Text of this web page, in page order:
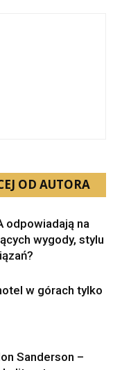
OD AUTORA
odpowiadają na
wygody, stylu
w górach tylko
Sanderson –